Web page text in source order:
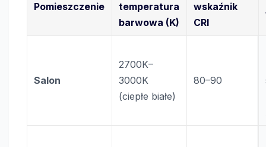
Pomieszczenie
temperatura
barwowa (K)
wskaźnik
CRI
Salon
2700K–
3000K
(ciepłe białe)
80–90